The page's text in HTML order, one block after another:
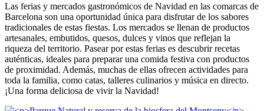
Las ferias y mercados gastronómicos de Navidad en las comarcas de
Barcelona son una oportunidad única para disfrutar de los sabores
tradicionales de estas fiestas. Los mercados se llenan de productos
artesanales, embutidos, quesos, dulces y vinos que reflejan la
riqueza del territorio. Pasear por estas ferias es descubrir recetas
auténticas, ideales para preparar una comida festiva con productos
de proximidad. Además, muchas de ellas ofrecen actividades para
toda la familia, como catas, talleres culinarios y música en directo.
¡Una forma deliciosa de vivir la Navidad!